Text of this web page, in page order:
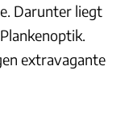
Darunter liegt
extravagante